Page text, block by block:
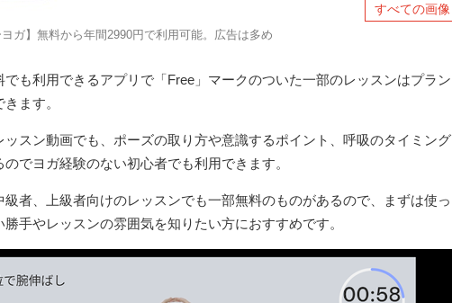
すべての画像
ヨガ】無料から年間2990円で利用可能。広告は多め
でも利用できるアプリで「Free」マークのついた一部のレッスンはプラン
ます。
ッスン動画でも、ポーズの取り方や意識するポイント、呼吸のタイミング
でヨガ経験のない初心者でも利用できます。
者、上級者向けのレッスンでも一部無料のものがあるので、まずは使っ
手やレッスンの雰囲気を知りたい方におすすめです。